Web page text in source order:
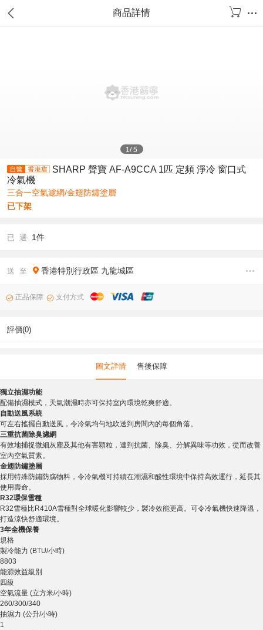
商品詳情
1/5
SHARP 聲寶 AF-A9CCA 1匹 定頻 淨冷 窗口式
冷氣機
三合一空氣濾網/金翅防鏽塗層
已下架
已 選 1件
送 至 香港特別行政區 九龍城區
正品保障 支付方式
評價(0)
圖文詳情 售後保障
獨立抽濕功能
配備抽濕模式，天氣潮濕時亦可保持室內環境乾爽舒適。
自動送風系統
可左右搖擺自動送風，令冷氣均勻地吹送到房間內的每個角落。
三重抗菌除臭濾網
有效地捕捉微細灰塵及其他有害顆粒，達到抗菌、除臭、分解異味等功效，從而改善
室內空氣質素。
金翅防鏽塗層
採用特殊防鏽防腐物料，令冷氣機可持續在潮濕和酸性環境中保持高效運行，延長其
使用壽命。
R32環保雪種
R32雪種比R410A雪種對全球暖化影響較少，製冷效能更高。可令冷氣機快速降溫，
打造涼快舒適環境。
3年全機保養
規格
製冷能力 (BTU/小時)
8803
能源效益級別
四級
空氣流量 (立方米/小時)
260/300/340
抽濕力 (公升/小時)
1